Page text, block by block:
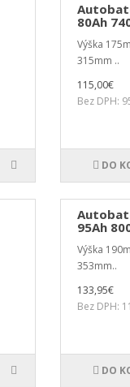
80Ah
Výška
315mm ..
115,00€
Bez DPH:
DO
95Ah
Výška
353mm..
133,95€
Bez DPH:
DO